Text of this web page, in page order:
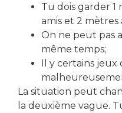
télécharger le
Partager cet
Tu dois garder 1
amis et 2 mètres
On ne peut pas
même temps;
Il y certains jeux
La situation peut
la deuxième vague.